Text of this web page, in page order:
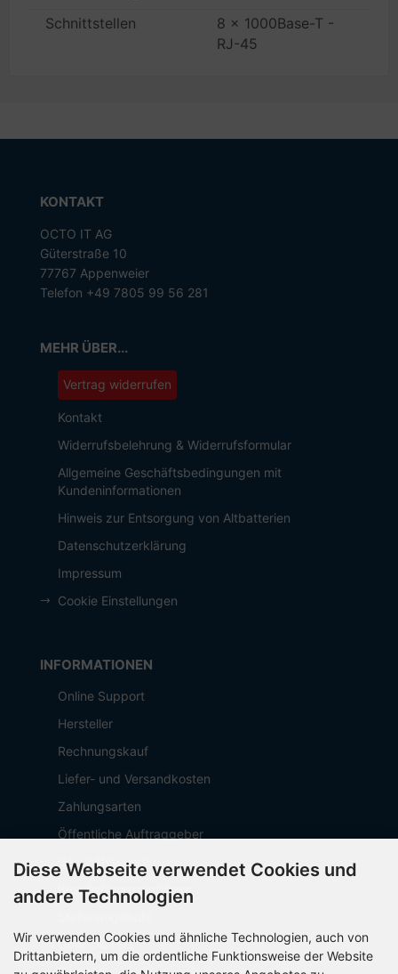
Schnittstellen
8 x 1000Base-T -
RJ-45
KONTAKT
OCTO IT AG
Güterstraße 10
77767 Appenweier
Telefon +49 7805 99 56 281
MEHR ÜBER...
Vertrag widerrufen
Kontakt
Widerrufsbelehrung & Widerrufsformular
Allgemeine Geschäftsbedingungen mit
Kundeninformationen
Hinweis zur Entsorgung von Altbatterien
Datenschutzerklärung
Impressum
Cookie Einstellungen
INFORMATIONEN
Online Support
Hersteller
Rechnungskauf
Liefer- und Versandkosten
Zahlungsarten
Öffentliche Auftraggeber
Geschäftskunden
Beschaffungsplattform
Über OCTO IT
Diese Webseite verwendet Cookies und
andere Technologien
Wir verwenden Cookies und ähnliche Technologien, auch von
Drittanbietern, um die ordentliche Funktionsweise der Website